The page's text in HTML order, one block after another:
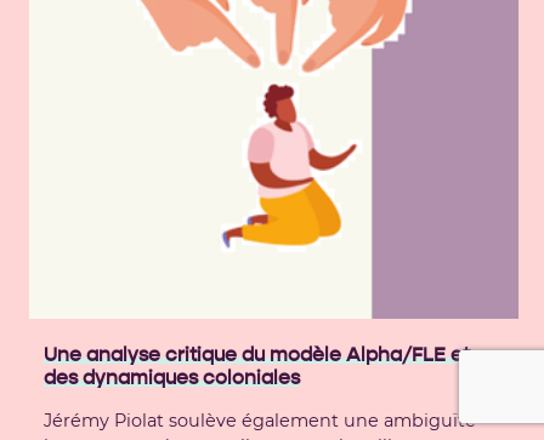
Une analyse critique du modèle Alpha/FLE et
des dynamiques coloniales
Jérémy Piolat soulève également une ambiguïté